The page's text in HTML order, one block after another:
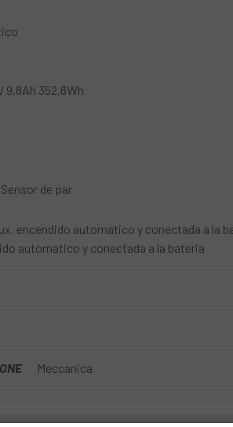
9,8Ah 352,8Wh
Sensor de par
encendido automatico y conectada a la
automatico y conectada a la bateria
Meccanica